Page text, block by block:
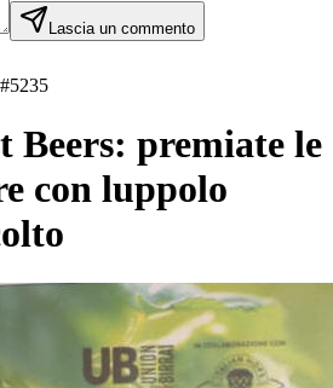
Lascia un commento
5235
Beers: premiate le
con luppolo